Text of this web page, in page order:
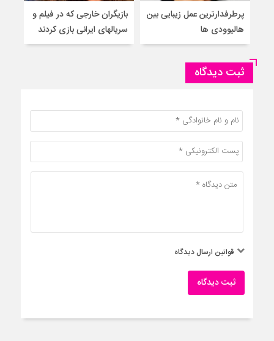
پرطرفدارترین عمل زیبایی بین
هالیوودی ها
بازیگران خارجی که در فیلم و
سریالهای ایرانی بازی کردند
ثبت دیدگاه
قوانین ارسال دیدگاه
ثبت دیدگاه